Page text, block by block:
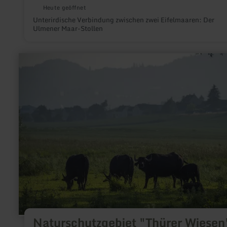
Heute geöffnet
Unterirdische Verbindung zwischen zwei Eifelmaaren: Der
Ulmener Maar-Stollen
Naturschutzgebiet "Thürer